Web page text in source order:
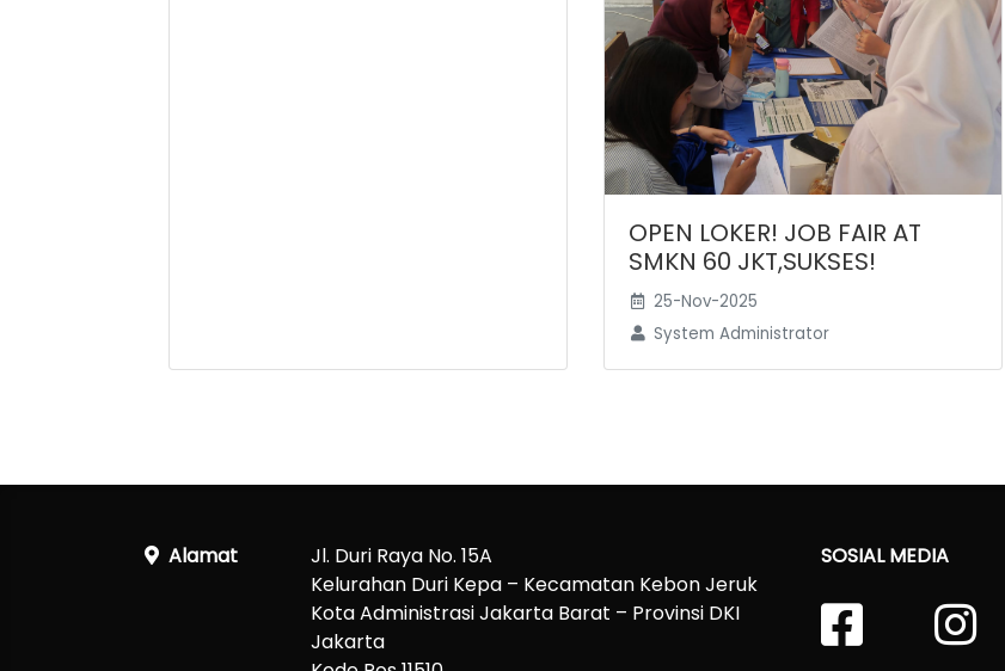
OPEN LOKER! JOB FAIR AT
SMKN 60 JKT,SUKSES!
25-Nov-2025
System Administrator
Alamat
Jl. Duri Raya No. 15A
Kelurahan Duri Kepa – Kecamatan Kebon Jeruk
Kota Administrasi Jakarta Barat – Provinsi DKI
Jakarta
SOSIAL MEDIA